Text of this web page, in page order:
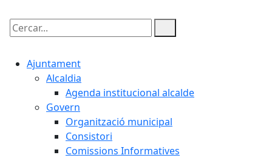
Cercar:
Ajuntament
Alcaldia
Agenda institucional alcalde
Govern
Organització municipal
Consistori
Comissions Informatives